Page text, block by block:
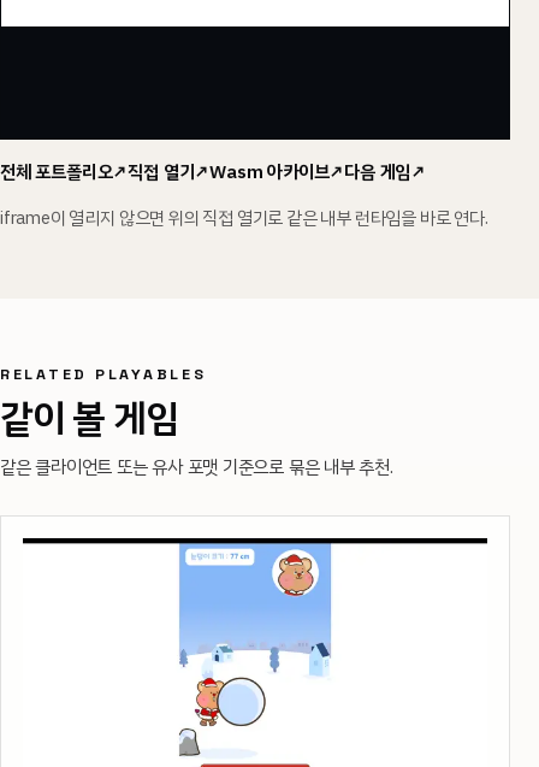
전체 포트폴리오↗직접 열기↗Wasm아카이브↗다음 게임↗
iframe이 열리지 않으면 위의 직접 열기로 같은 내부 런타임을 바로 연다.
RELATED PLAYABLES
같이 볼 게임
같은 클라이언트 또는 유사 포맷 기준으로 묶은 내부 추천.